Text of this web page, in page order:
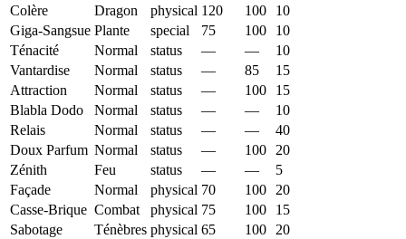
Colère
Dragon physical 120 100
10
Giga-Sangsue Plante special 75 100
10
Ténacité
Normal status — —
10
Vantardise
Normal status — 85
15
Attraction
Normal status — 100
15
Blabla Dodo
Normal status — —
10
Relais
Normal status — —
40
Doux Parfum Normal status — 100
20
Zénith
Feu status — —
5
Façade
Normal physical 70 100
20
Casse-Brique Combat physical 75 100
15
Sabotage
Ténèbres physical 65 100
20